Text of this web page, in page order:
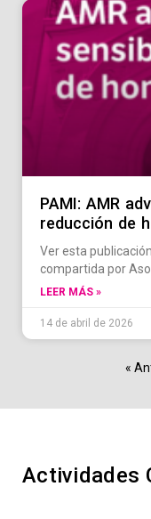
PAMI: AMR
reducción de
Ver esta
compartida por
LEER MÁS »
14 de abril de 2026
«
Actividades